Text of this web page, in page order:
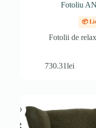
Fotoliu
📦
Fotolii de
730.31lei